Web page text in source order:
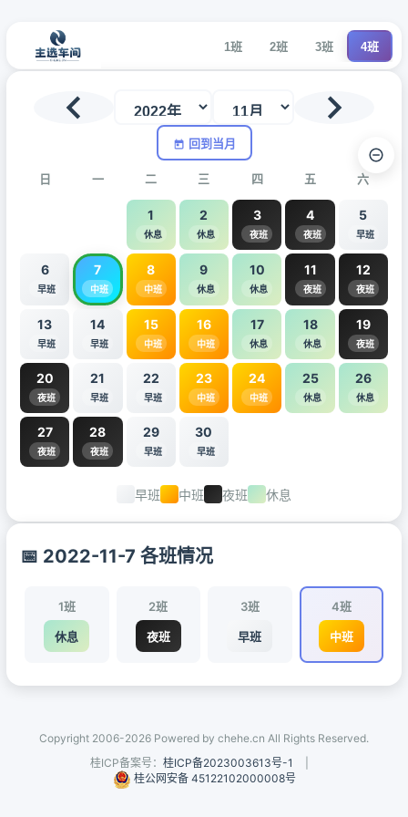
1班 2班 3班 4班
回到当月
日 一 二 三 四 五 六
1
休息
2
休息
3
夜班
4
夜班
5
早班
6
早班
7
中班
8
中班
9
休息
10
休息
11
夜班
12
夜班
13
早班
14
早班
15
中班
16
中班
17
休息
18
休息
19
夜班
20
夜班
21
早班
22
早班
23
中班
24
中班
25
休息
26
休息
27
夜班
28
夜班
29
早班
30
早班
早班 中班 夜班 休息
📅 2022-11-7 各班情况
1班
休息
2班
夜班
3班
早班
4班
中班
Copyright 2006-2026 Powered by chehe.cn All Rights Reserved.
桂ICP备案号： 桂ICP备2023003613号-1
桂公网安备 45122102000008号